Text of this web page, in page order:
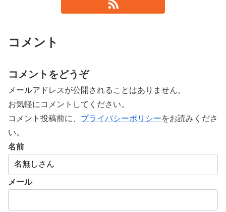
コメント
コメントをどうぞ
メールアドレスが公開されることはありません。
お気軽にコメントしてください。
コメント投稿前に、 プライバシーポリシーをお読みくださ
い。
名前
メール